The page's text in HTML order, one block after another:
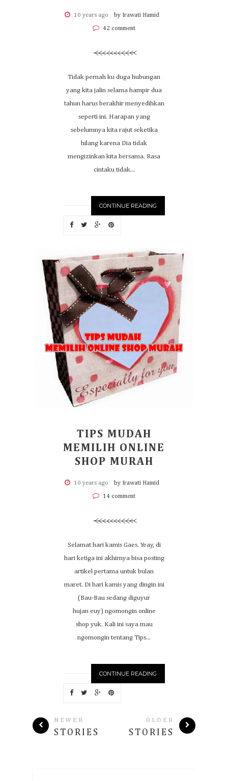
10 years ago by Irawati Hamid
42 comment
Tidak pernah ku duga hubungan
yang kita jalin selama hampir dua
tahun harus berakhir menyedihkan
seperti ini. Harapan yang
sebelumnya kita rajut seketika
hilang karena Dia tidak
mengizinkan kita bersama. Rasa
cintaku tidak...
CONTINUE READING
TIPS MUDAH
MEMILIH ONLINE
SHOP MURAH
10 years ago by Irawati Hamid
14 comment
Selamat hari kamis Gaes. Yeay, di
hari ketiga ini akhirnya bisa posting
artikel pertama untuk bulan
maret. Di hari kamis yang dingin ini
(Bau-Bau sedang diguyur
hujan euy) ngomongin online
shop yuk. Kali ini saya mau
ngomongin tentang Tips...
CONTINUE READING
NEWER
STORIES
OLDER
STORIES